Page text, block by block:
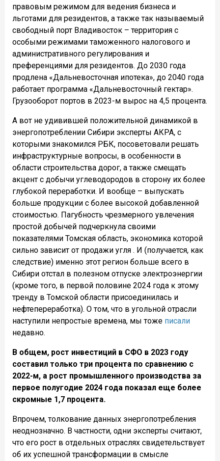
правовым режимом для ведения бизнеса и
льготами для резидентов, а также так называемый
свободный порт Владивосток – территория с
особыми режимами таможенного налогового и
административного регулирования и
преференциями для резидентов. До 2030 года
продлена «Дальневосточная ипотека», до 2040 года
работает программа «Дальневосточный гектар».
Грузооборот портов в 2023-м вырос на 4,5 процента.
А вот не удивившей положительной динамикой в
энергопотреблении Сибири эксперты АКРА, с
которыми знакомился РБК, посоветовали решать
инфраструктурные вопросы, в особенности в
области строительства дорог, а также смещать
акцент с добычи углеводородов в сторону их более
глубокой переработки. И вообще – выпускать
больше продукции с более высокой добавленной
стоимостью. Пагубность чрезмерного увлечения
простой добычей подчеркнула своими
показателями Томская область, экономика которой
сильно зависит от продажи угля . И (получается, как
следствие) именно этот регион больше всего в
Сибири отстал в полезном отпуске электроэнергии
(кроме того, в первой половине 2024 года к этому
тренду в Томской области присоединилась и
нефтепереработка). О том, что в угольной отрасли
наступили непростые времена, мы тоже писали
недавно.
В общем, рост инвестиций в СФО в 2023 году
составил только три процента по сравнению с
2022-м, а рост промышленного производства за
первое полугодие 2024 года показал еще более
скромные 1,7 процента.
Впрочем, толкование данных энергопотребления
неоднозначно. В частности, одни эксперты считают,
что его рост в отдельных отраслях свидетельствует
об их успешной трансформации в смысле